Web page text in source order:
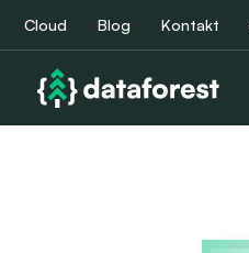
Cloud Blog Kontakt